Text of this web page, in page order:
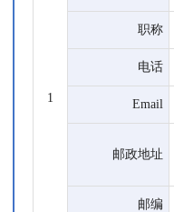
1
职称
电话
Email
邮政地址
邮编